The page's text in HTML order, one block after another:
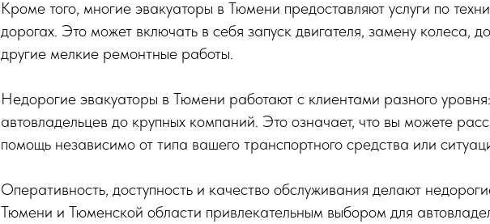
Кроме того, многие эвакуаторы в Тюмени предоставляют услуги по
дорогах. Это может включать в себя запуск двигателя, замену колеса,
другие мелкие ремонтные работы.
Недорогие эвакуаторы в Тюмени работают с клиентами разного
автовладельцев до крупных компаний. Это означает, что вы можете
помощь независимо от типа вашего транспортного средства или
Оперативность, доступность и качество обслуживания делают
Тюмени и Тюменской области привлекательным выбором для